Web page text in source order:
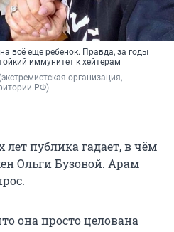
всё еще ребенок. Правда, за годы
иммунитет к хейтерам
организация,
РФ)
публика гадает, в чём
Ольги Бузовой. Арам
она просто целована